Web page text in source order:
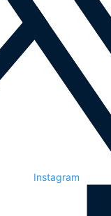
Instagram